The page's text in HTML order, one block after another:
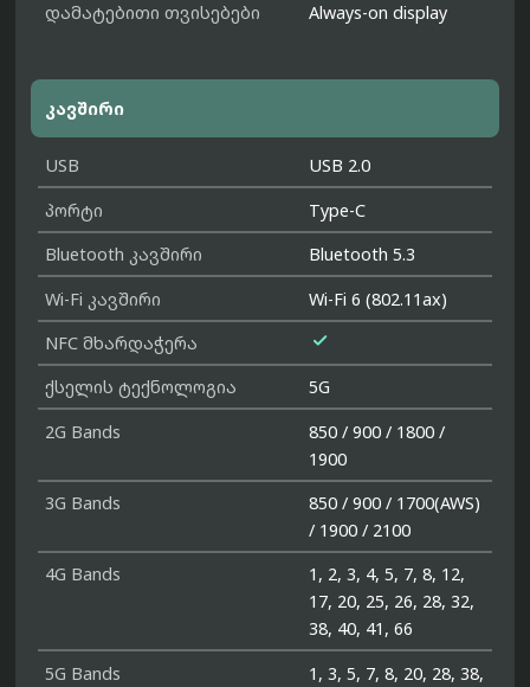
დამატებითი თვისებები
Always-on display
კავშირი
USB
USB 2.0
პორტი
Type-C
Bluetooth კავშირი
Bluetooth 5.3
Wi-Fi კავშირი
Wi-Fi 6 (802.11ax)
NFC მხარდაჭერა

ქსელის ტექნოლოგია
5G
2G Bands
850 / 900 / 1800 /
1900
3G Bands
850 / 900 / 1700(AWS)
/ 1900 / 2100
4G Bands
1, 2, 3, 4, 5, 7, 8, 12,
17, 20, 25, 26, 28, 32,
38, 40, 41, 66
5G Bands
1, 3, 5, 7, 8, 20, 28, 38,